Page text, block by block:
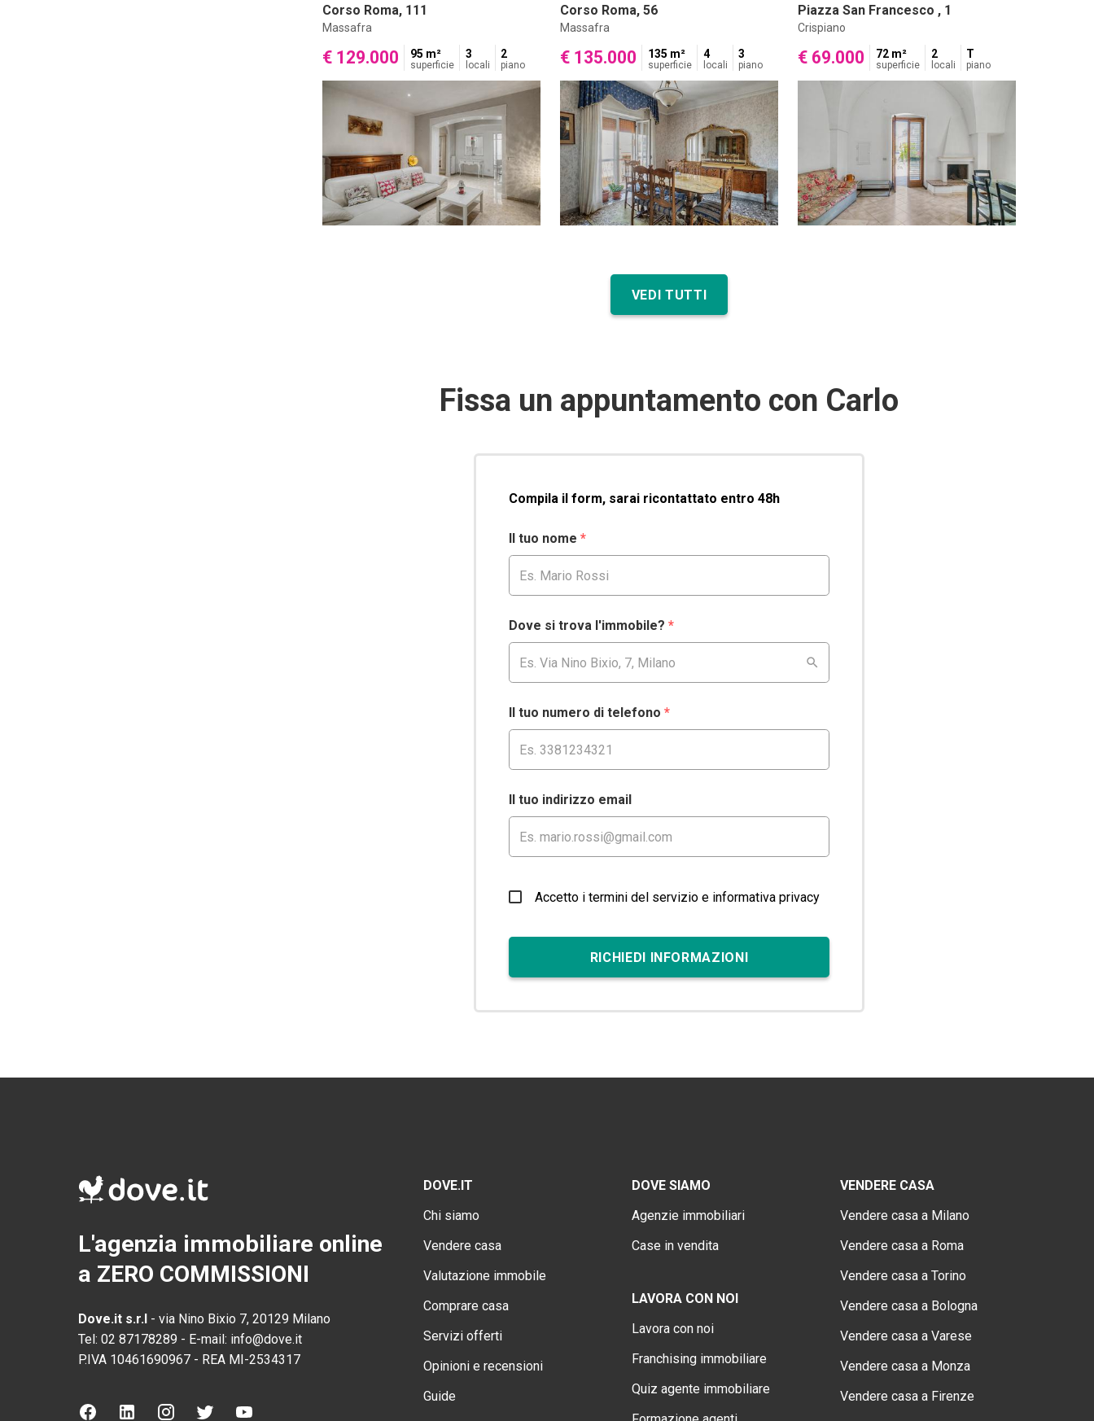
Corso Roma, 111
Massafra
€ 129.000 95 m²
superficie
3
locali
2
piano
Corso Roma, 56
Massafra
€ 135.000 135 m²
superficie
4
locali
3
piano
Piazza San Francesco , 1
Crispiano
€ 69.000 72 m²
superficie
2
locali
T
piano
VEDI TUTTI
Fissa un appuntamento con Carlo
Compila il form, sarai ricontattato entro 48h
Il tuo nome *
Dove si trova l'immobile? *
Il tuo numero di telefono *
Il tuo indirizzo email
Accetto i termini del servizio e informativa privacy
RICHIEDI INFORMAZIONI
L'agenzia immobiliare online
a ZERO COMMISSIONI
Dove.it s.r.l - via Nino Bixio 7, 20129 Milano
Tel: 02 87178289 - E-mail: info@dove.it
P.IVA 10461690967 - REA MI-2534317
DOVE.IT
Chi siamo
Vendere casa
Valutazione immobile
Comprare casa
Servizi offerti
Opinioni e recensioni
Guide
DOVE SIAMO
Agenzie immobiliari
Case in vendita
LAVORA CON NOI
Lavora con noi
Franchising immobiliare
Quiz agente immobiliare
VENDERE CASA
Vendere casa a Milano
Vendere casa a Roma
Vendere casa a Torino
Vendere casa a Bologna
Vendere casa a Varese
Vendere casa a Monza
Vendere casa a Firenze